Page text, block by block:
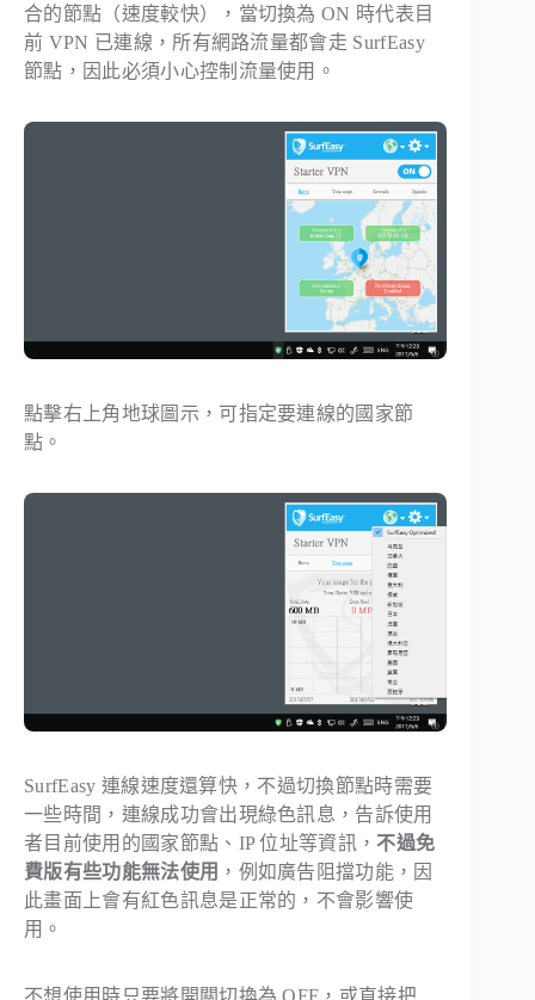
合的節點（速度較快），當切換為 ON 時代表目
前 VPN 已連線，所有網路流量都會走 SurfEasy
節點，因此必須小心控制流量使用。
點擊右上角地球圖示，可指定要連線的國家節
點。
SurfEasy 連線速度還算快，不過切換節點時需要
一些時間，連線成功會出現綠色訊息，告訴使用
者目前使用的國家節點、IP 位址等資訊， 不過免
費版有些功能無法使用 ，例如廣告阻擋功能，因
此畫面上會有紅色訊息是正常的，不會影響使
用。
不想使用時只要將開關切換為 OFF，或直接把